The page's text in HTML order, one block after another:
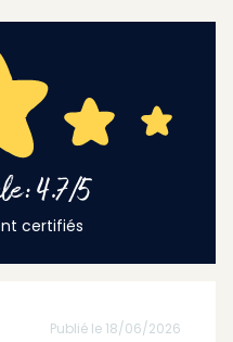
Publié le 18/06/2026
4.7/5
certifiés